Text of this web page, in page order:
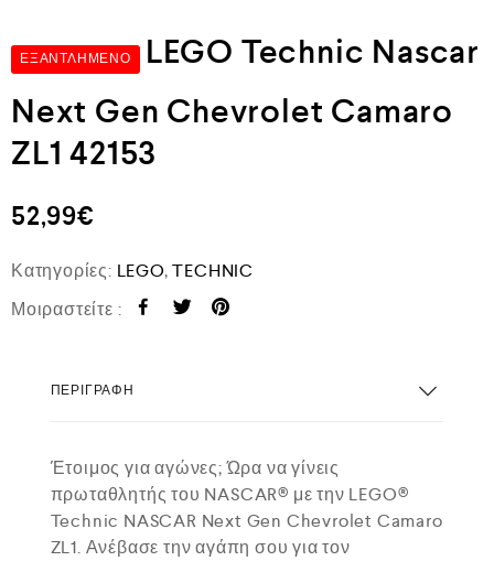
ΕΞΑΝΤΛΗΜΈΝΟ
LEGO Technic Nascar
Next Gen Chevrolet Camaro
ZL1 42153
52,99€
Κατηγορίες: LEGO,TECHNIC
Μοιραστείτε :
ΠΕΡΙΓΡΑΦΉ
Έτοιμος για αγώνες; Ώρα να γίνεις
πρωταθλητής του NASCAR® με την LEGO®
Technic NASCAR Next Gen Chevrolet Camaro
ZL1. Ανέβασε την αγάπη σου για τον